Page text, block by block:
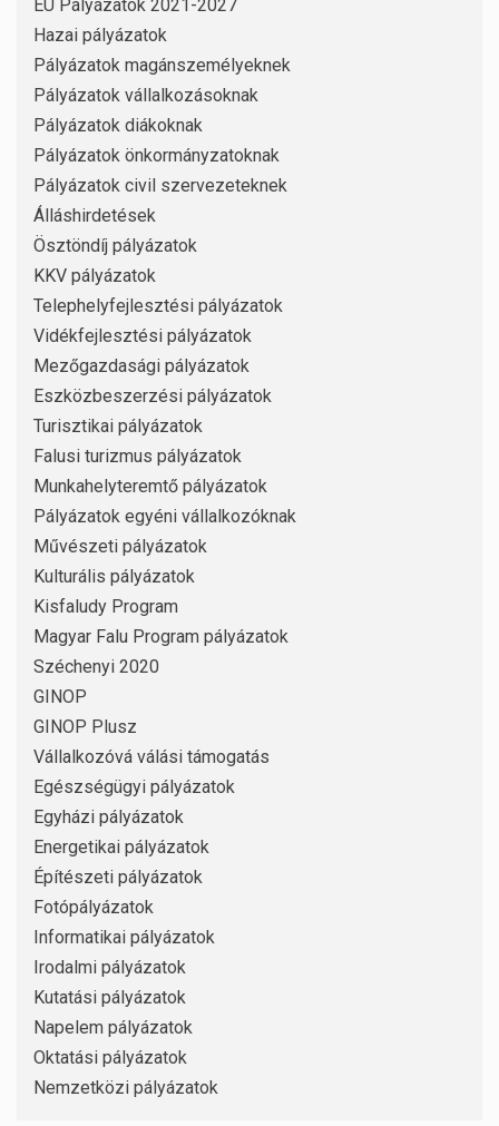
EU Pályázatok 2021-2027
Hazai pályázatok
Pályázatok magánszemélyeknek
Pályázatok vállalkozásoknak
Pályázatok diákoknak
Pályázatok önkormányzatoknak
Pályázatok civil szervezeteknek
Álláshirdetések
Ösztöndíj pályázatok
KKV pályázatok
Telephelyfejlesztési pályázatok
Vidékfejlesztési pályázatok
Mezőgazdasági pályázatok
Eszközbeszerzési pályázatok
Turisztikai pályázatok
Falusi turizmus pályázatok
Munkahelyteremtő pályázatok
Pályázatok egyéni vállalkozóknak
Művészeti pályázatok
Kulturális pályázatok
Kisfaludy Program
Magyar Falu Program pályázatok
Széchenyi 2020
GINOP
GINOP Plusz
Vállalkozóvá válási támogatás
Egészségügyi pályázatok
Egyházi pályázatok
Energetikai pályázatok
Építészeti pályázatok
Fotópályázatok
Informatikai pályázatok
Irodalmi pályázatok
Kutatási pályázatok
Napelem pályázatok
Oktatási pályázatok
Nemzetközi pályázatok